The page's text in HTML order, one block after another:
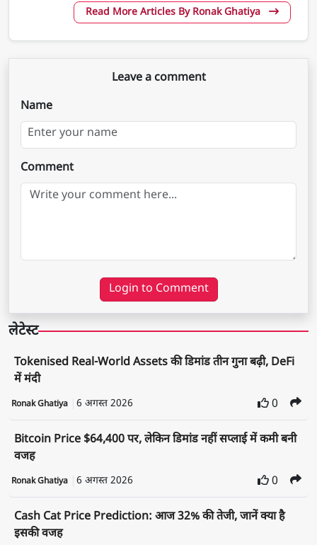
Read More Articles By Ronak Ghatiya
Leave a comment
Name
Comment
Login to Comment
लेटेस्ट
Tokenised Real-World Assets की डिमांड तीन गुना बढ़ी, DeFi
में मंदी
Ronak Ghatiya 6 अगस्त 2026 0
Bitcoin Price $64,400 पर, लेकिन डिमांड नहीं सप्लाई में कमी बनी
वजह
Ronak Ghatiya 6 अगस्त 2026 0
Cash Cat Price Prediction: आज 32% की तेजी, जानें क्या है
इसकी वजह